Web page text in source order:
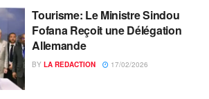
Tourisme: Le Ministre Sindou
Fofana Reçoit une Délégation
Allemande
BY LA REDACTION 17/02/2026